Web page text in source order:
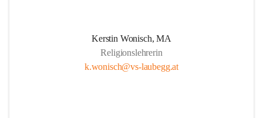
Kerstin Wonisch, MA
Religionslehrerin
k.wonisch@vs-laubegg.at